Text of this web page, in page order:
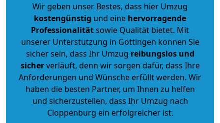
Wir geben unser Bestes, dass hier Umzug
kostengünstig und eine hervorragende
Professionalitätsowie Qualität bietet. Mit
unserer Unterstützung in Göttingen können Sie
sicher sein, dass Ihr Umzug reibungslos und
sicherverläuft, denn wir sorgen dafür, dass Ihre
Anforderungen und Wünsche erfüllt werden. Wir
haben die besten Partner, um Ihnen zu helfen
und sicherzustellen, dass Ihr Umzug nach
Cloppenburg ein erfolgreicher ist.